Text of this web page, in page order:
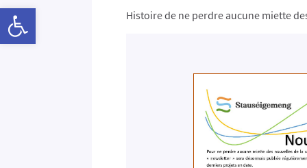
Histoire de ne perdre aucune miette
Ouvrir la barre d’outils